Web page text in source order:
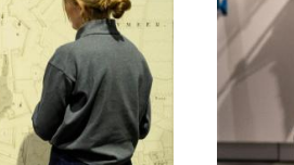
Museum
Collectie